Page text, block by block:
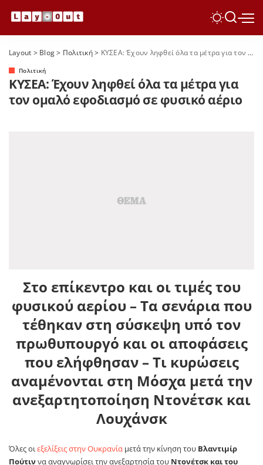
Layout > Blog> Πολιτική> ΚΥΣΕΑ: Έχουν ληφθεί όλα τα μέτρα για τον ομαλό εφοδιασμό σε φυσικό αέριο
Πολιτική
ΚΥΣΕΑ: Έχουν ληφθεί όλα τα μέτρα για
τον ομαλό εφοδιασμό σε φυσικό αέριο
Στο επίκεντρο και οι τιμές του
φυσικού αερίου – Τα σενάρια που
τέθηκαν στη σύσκεψη υπό τον
πρωθυπουργό και οι αποφάσεις
που ελήφθησαν – Τι κυρώσεις
αναμένονται στη Μόσχα μετά την
ανεξαρτητοποίηση Ντονέτσκ και
Λουχάνσκ
Όλες οιεξελίξεις στην Ουκρανία μετά την κίνηση του Βλαντιμίρ
Πούτιννα αναγνωρίσει την ανεξαρτησία του Ντονέτσκ και του